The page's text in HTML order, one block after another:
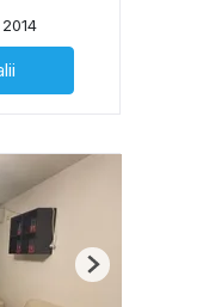
2014
Next